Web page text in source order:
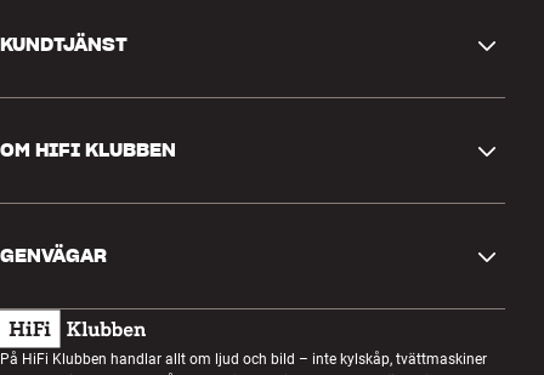
KUNDTJÄNST
Retur och reklamation
Ångra beställning
Köpvillkor
OM HIFI KLUBBEN
Kundklubb
Lyssnarkväll
GENVÄGAR
Presentkort
På HiFi Klubben handlar allt om ljud och bild – inte kylskåp, tvättmaskiner